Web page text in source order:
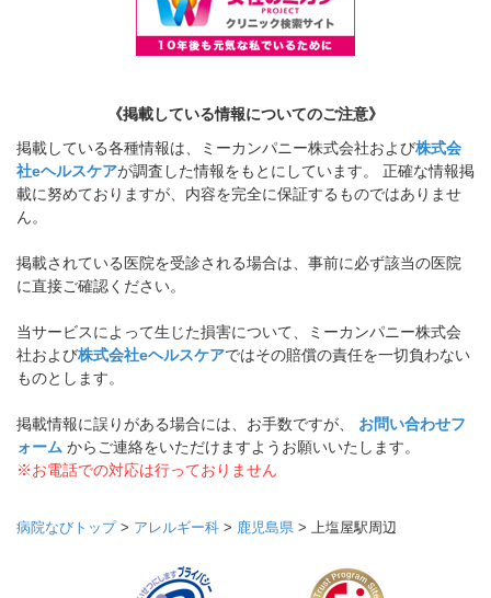
《掲載している情報についてのご注意》
掲載している各種情報は、ミーカンパニー株式会社および株式会
社eヘルスケアが調査した情報をもとにしています。 正確な情報掲
載に努めておりますが、内容を完全に保証するものではありませ
ん。
掲載されている医院を受診される場合は、事前に必ず該当の医院
に直接ご確認ください。
当サービスによって生じた損害について、ミーカンパニー株式会
社および株式会社eヘルスケアではその賠償の責任を一切負わない
ものとします。
掲載情報に誤りがある場合には、お手数ですが、 お問い合わせフ
ォーム からご連絡をいただけますようお願いいたします。
※お電話での対応は行っておりません
病院なびトップ> アレルギー科 > 鹿児島県 > 上塩屋駅周辺